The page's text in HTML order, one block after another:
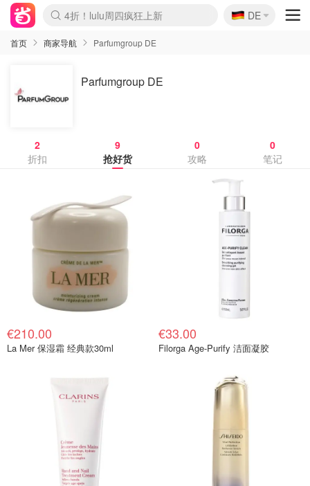
Boticinal 夏促开抢！
4折！lulu周四疯狂上新
还没结束！&OtherStories大促
Joybuy变相75折 随时失效
速领！Stanley独家85折
疑似霸哥！Camper额外叠85折
Zalando 奥莱闪促！每日更新
Moncler反季囤！5折起+叠9折
Coach Brooklyn仅€192
🇩🇪
DE
首页 商家导航 Parfumgroup DE
Parfumgroup DE
2
折扣
9
抢好货
0
攻略
0
笔记
€210.00
La Mer 保湿霜 经典款30ml
€33.00
Filorga Age-Purify 洁面凝胶